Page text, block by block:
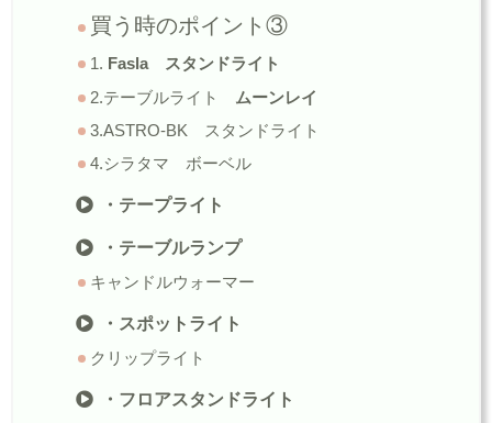
買う時のポイント③
1. Fasla
スタンドライト
2.テーブルライト ムーンレイ
3.ASTRO-BK スタンドライト
4.シラタマ ボーベル
・テープライト
・テーブルランプ
キャンドルウォーマー
・スポットライト
クリップライト
・フロアスタンドライト